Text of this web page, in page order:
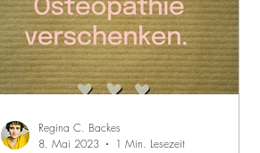
Regina C. Backes
8. Mai 2023
1 Min. Lesezeit